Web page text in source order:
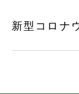
新型コロナ